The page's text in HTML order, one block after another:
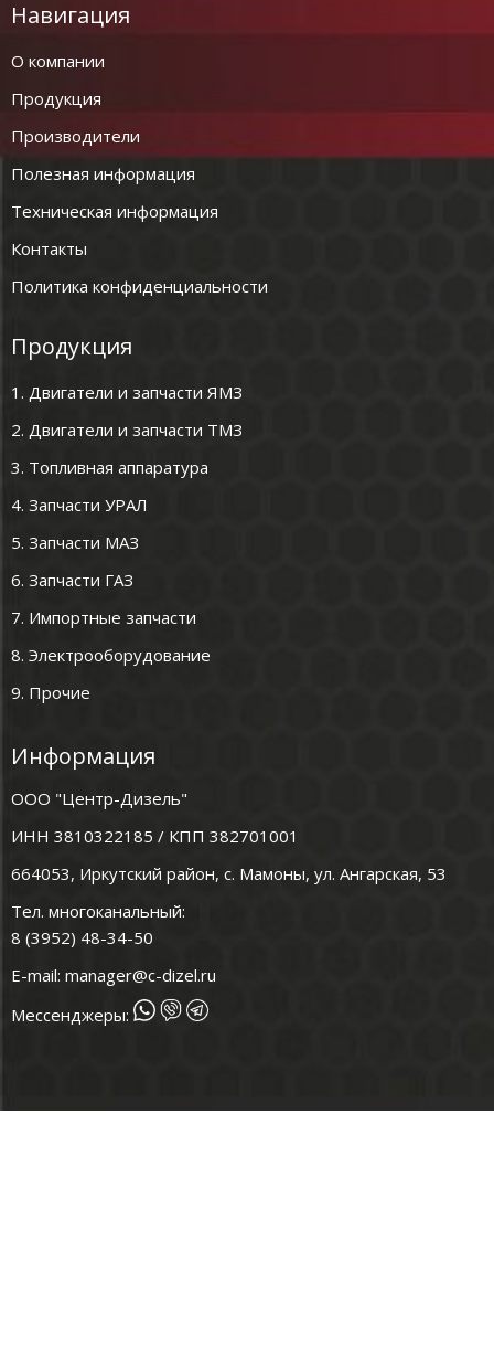
Навигация
О компании
Продукция
Производители
Полезная информация
Техническая информация
Контакты
Политика конфиденциальности
Продукция
1. Двигатели и запчасти ЯМЗ
2. Двигатели и запчасти ТМЗ
3. Топливная аппаратура
4. Запчасти УРАЛ
5. Запчасти МАЗ
6. Запчасти ГАЗ
7. Импортные запчасти
8. Электрооборудование
9. Прочие
Информация
ООО "Центр-Дизель"
ИНН 3810322185 / КПП 382701001
664053, Иркутский район, с. Мамоны, ул. Ангарская, 53
Тел. многоканальный:
8 (3952) 48-34-50
E-mail: manager@c-dizel.ru
Мессенджеры: